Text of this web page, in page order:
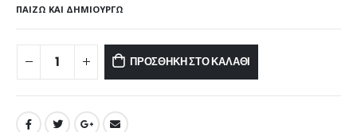
ΠΑΊΖΩ ΚΑΙ ΔΗΜΙΟΥΡΓΏ
ΠΡΟΣΘΉΚΗ ΣΤΟ ΚΑΛΆΘΙ